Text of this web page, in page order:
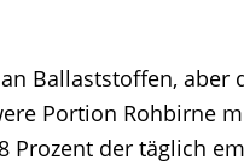
Ballaststoffen, aber
Portion Rohbirne
Prozent der täglich